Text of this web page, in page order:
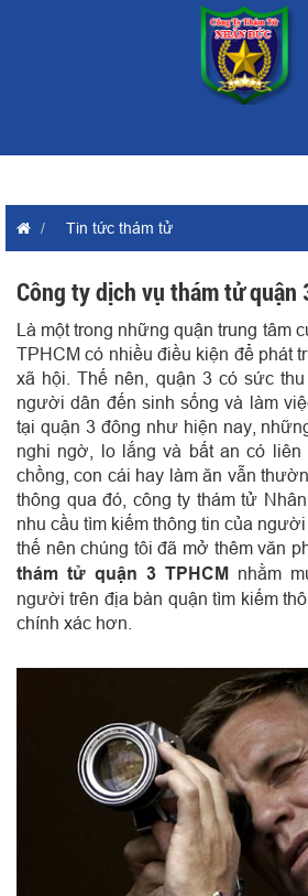
Tin tức thám tử
Công ty dịch vụ thám tử quận
Là một trong những quận trung tâm
TPHCM có nhiều điều kiện để phát
xã hội. Thế nên, quận 3 có sức
người dân đến sinh sống và làm
tại quận 3 đông như hiện nay,
nghi ngờ, lo lắng và bất an có liên
chồng, con cái hay làm ăn vẫn
thông qua đó, công ty thám tử
nhu cầu tìm kiếm thông tin của
thế nên chúng tôi đã mở thêm văn
thám tử quận 3 TPHCM nhằm
người trên địa bàn quận tìm kiếm
chính xác hơn.